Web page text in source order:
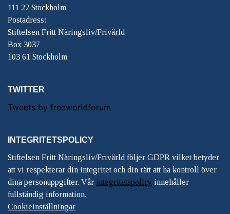
111 22 Stockholm
Postadress:
Stiftelsen Fritt Näringsliv/Frivärld
Box 3037
103 61 Stockholm
TWITTER
Tweets by freeworldforum
INTEGRITETSPOLICY
Stiftelsen Fritt Näringsliv/Frivärld följer GDPR vilket betyder
att vi respekterar din integritet och din rätt att ha kontroll över
dina personuppgifter. Vår integritetspolicy innehåller
fullständig information.
Cookieinställningar